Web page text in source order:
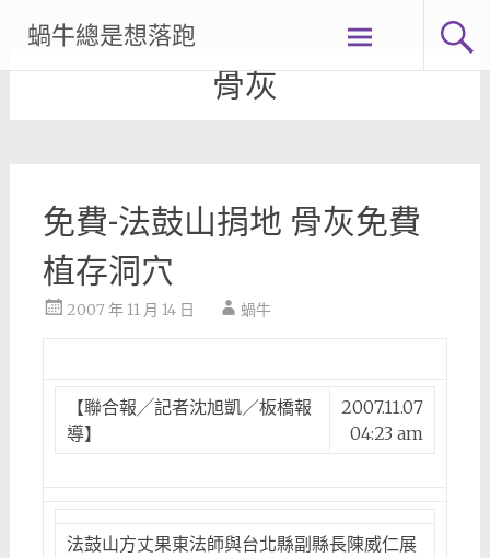
content
蝸牛總是想落跑
骨灰
免費-法鼓山捐地 骨灰免費
植存洞穴
2007 年 11 月 14 日 蝸牛
【聯合報╱記者沈旭凱／板橋報
導】
2007.11.07
04:23 am
法鼓山方丈果東法師與台北縣副縣長陳威仁展